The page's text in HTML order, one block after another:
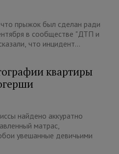
прыжок был сделан ради
в сообществе "ДТП и
что инцидент...
квартиры
найдено аккуратно
матрас,
увешанные девичьими